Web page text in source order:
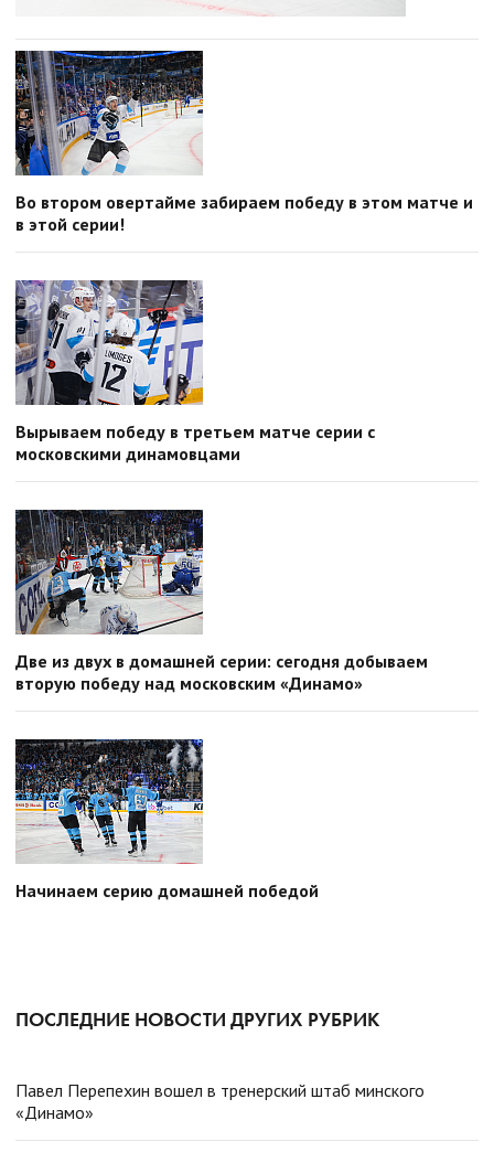
Во втором овертайме забираем победу в этом матче и
в этой серии!
Вырываем победу в третьем матче серии с
московскими динамовцами
Две из двух в домашней серии: сегодня добываем
вторую победу над московским «Динамо»
Начинаем серию домашней победой
ПОСЛЕДНИЕ НОВОСТИ ДРУГИХ РУБРИК
Павел Перепехин вошел в тренерский штаб минского
«Динамо»